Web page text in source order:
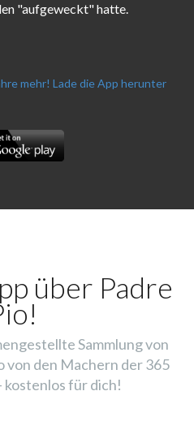
"aufgeweckt" hatte.
mehr! Lade die App herunter
über Padre
Sammlung von
von den Machern der 365
kostenlos für dich!